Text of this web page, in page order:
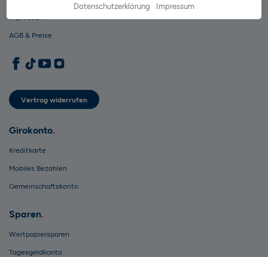
Datenschutzerklärung Impressum
Impressum
AGB & Preise
1822direkt auf Facebook
1822direkt auf TikTok
1822direkt auf YouTube
1822direkt auf Instagram
Vertrag widerrufen
Girokonto
Kreditkarte
Mobiles Bezahlen
Gemeinschaftskonto
Sparen
Wertpapiersparen
Tagesgeldkonto